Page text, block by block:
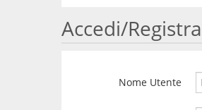
Accedi/
Nome Utente